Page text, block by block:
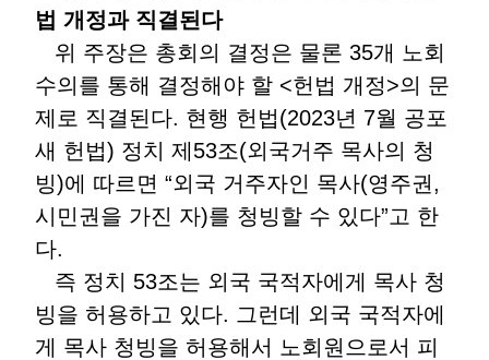
법 개정과 직결된다
위 주장은 총회의 결정은 물론 35개 노회
수의를 통해 결정해야 할 <헌법 개정>의 문
제로 직결된다. 현행 헌법(2023년 7월 공포
새 헌법) 정치 제53조(외국거주 목사의 청
빙)에 따르면 “외국 거주자인 목사(영주권,
시민권을 가진 자)를 청빙할 수 있다”고 한
다.
즉 정치 53조는 외국 국적자에게 목사 청
빙을 허용하고 있다. 그런데 외국 국적자에
게 목사 청빙을 허용해서 노회원으로서 피